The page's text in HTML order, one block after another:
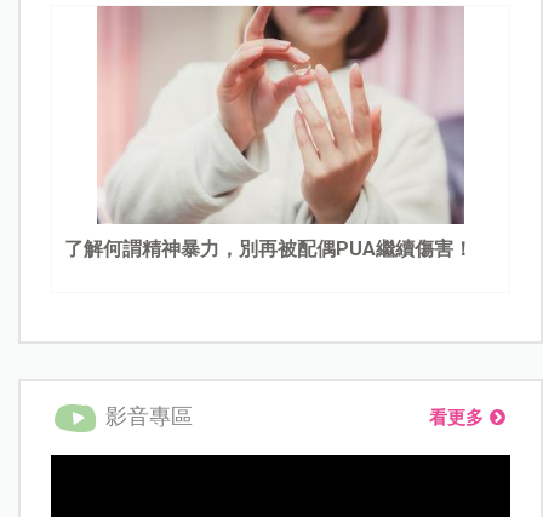
了解何謂精神暴力，別再被配偶PUA繼續傷害！
影音專區 看更多